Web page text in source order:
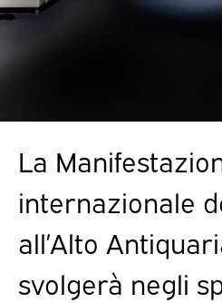
La
internazionale
all’Alto
svolgerà negli